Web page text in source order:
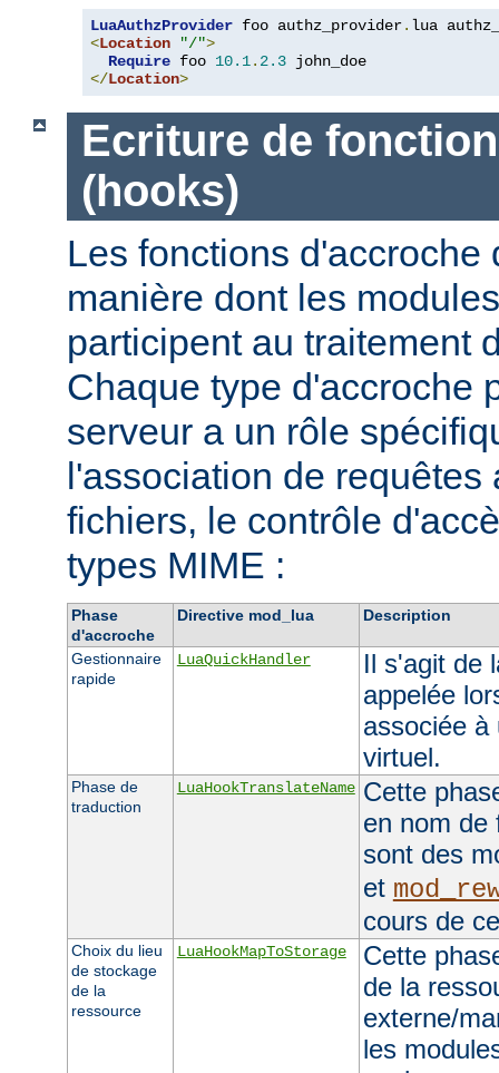
LuaAuthzProvider foo authz_provider.
<Location "/">
Require foo 10.1. 2.3
</Location>
Ecriture de
(hooks)
Les fonctions d'accroche
manière dont les
participent au traitement
Chaque type d'accroche
serveur a un rôle
l'association de requêtes
fichiers, le contrôle
types MIME :
Phase
d'accroche
Directive mod_lua Description
Gestionnaire
rapide
LuaQuickHandler
Il s'agit de
appelée
associée à
virtuel.
Phase de
traduction
LuaHookTranslateName Cette
en nom de
sont des
et
cours de
Choix du lieu
de stockage
de la
ressource
LuaHookMapToStorage
Cette
de la
externe/
les